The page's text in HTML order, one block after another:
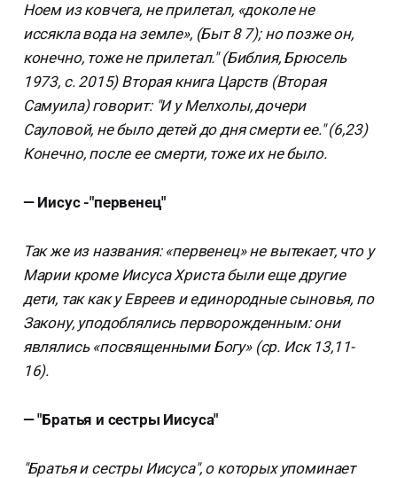
Ноем из ковчега, не прилетал, «доколе не
иссякла вода на земле», (Быт 8 7); но позже он,
конечно, тоже не прилетал." (Библия, Брюсель
1973, с. 2015) Вторая книга Царств (Вторая
Самуила) говорит: "И у Мелхолы, дочери
Сауловой, не было детей до дня смерти ее." (6,23)
Конечно, после ее смерти, тоже их не было.
— Иисус -"первенец"
Так же из названия: «первенец» не вытекает, что у
Марии кроме Иисуса Христа были еще другие
дети, так как у Евреев и единородные сыновья, по
Закону, уподоблялись перворожденным: они
являлись «посвященными Богу» (ср. Иск 13,11-
16).
— "Братья и сестры Иисуса"
"Братья и сестры Иисуса", о которых упоминает